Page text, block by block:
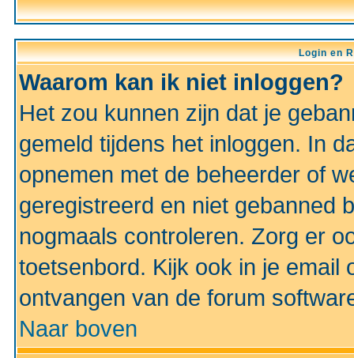
Login en
Waarom kan ik niet inloggen?
Het zou kunnen zijn dat je
gemeld tijdens het inloggen. In
opnemen met de beheerder of
geregistreerd en niet gebanned
nogmaals controleren. Zorg er
toetsenbord. Kijk ook in je email
ontvangen van de forum
Naar boven